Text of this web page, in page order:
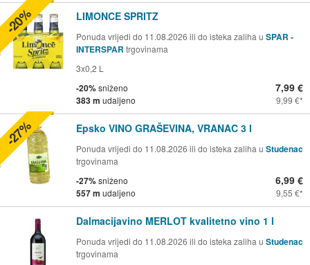
LIMONCE SPRITZ
Ponuda vrijedi do 11.08.2026 ili do isteka zaliha u SPAR -
INTERSPAR trgovinama
3x0,2 L
-20%sniženo
383 m udaljeno
7,99 €
9,99 €
-20%
Epsko VINO GRAŠEVINA, VRANAC 3 l
Ponuda vrijedi do 11.08.2026 ili do isteka zaliha u Studenac
trgovinama
-27%sniženo
557 m udaljeno
6,99 €
9,55 €
-27%
Dalmacijavino MERLOT kvalitetno vino 1 l
Ponuda vrijedi do 11.08.2026 ili do isteka zaliha u Studenac
trgovinama